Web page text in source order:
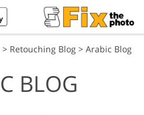
> Retouching Blog > Arabic Blog
BLOG